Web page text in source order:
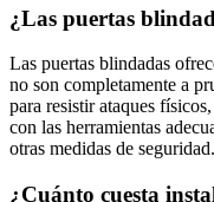
¿Las puertas
Las puertas blindadas
no son completamente a
para resistir ataques
con las herramientas
otras medidas de seguridad.
¿Cuánto cuesta